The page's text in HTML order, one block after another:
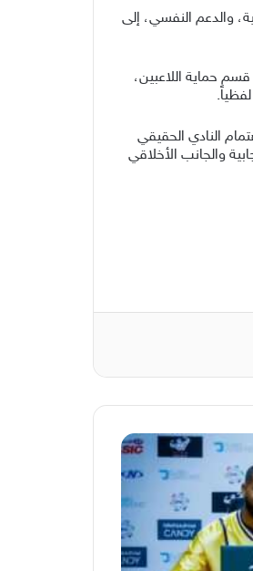
والدعم النفسي، إلى
حماية اللاعبين،
النادي الحقيقي
والجانب الأخلاقي